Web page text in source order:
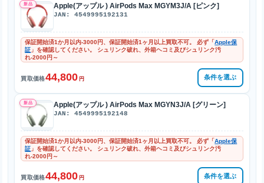
新品 Apple(アップル ) AirPods Max MGYM3J/A [ピンク]
JAN: 4549995192131
保証開始済1か月以内-3000円、保証開始済1ヶ月以上買取不可。 必ず「Apple保
証 」を確認してください。 シュリンク破れ、外箱ヘコミ及びシュリンク汚
れ-2000円～
買取価格44,800 円 条件を選ぶ
新品 Apple(アップル ) AirPods Max MGYN3J/A [グリーン]
JAN: 4549995192148
保証開始済1か月以内-3000円、保証開始済1ヶ月以上買取不可。 必ず「Apple保
証 」を確認してください。 シュリンク破れ、外箱ヘコミ及びシュリンク汚
れ-2000円～
買取価格44,800 円 条件を選ぶ